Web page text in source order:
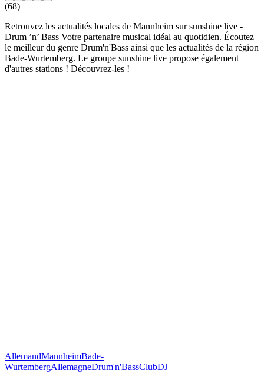
(68)
Retrouvez les actualités locales de Mannheim sur sunshine live -
Drum ’n’ Bass Votre partenaire musical idéal au quotidien. Écoutez
le meilleur du genre Drum'n'Bass ainsi que les actualités de la région
Bade-Wurtemberg. Le groupe sunshine live propose également
d'autres stations ! Découvrez-les !
AllemandMannheimBade-
WurtembergAllemagneDrum'n'BassClubDJ